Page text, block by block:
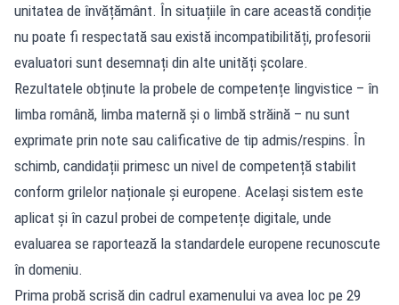
unitatea de învățământ. În situațiile în care această condiție
nu poate fi respectată sau există incompatibilități, profesorii
evaluatori sunt desemnați din alte unități școlare.
Rezultatele obținute la probele de competențe lingvistice – în
limba română, limba maternă și o limbă străină – nu sunt
exprimate prin note sau calificative de tip admis/respins. În
schimb, candidații primesc un nivel de competență stabilit
conform grilelor naționale și europene. Același sistem este
aplicat și în cazul probei de competențe digitale, unde
evaluarea se raportează la standardele europene recunoscute
în domeniu.
Prima probă scrisă din cadrul examenului va avea loc pe 29